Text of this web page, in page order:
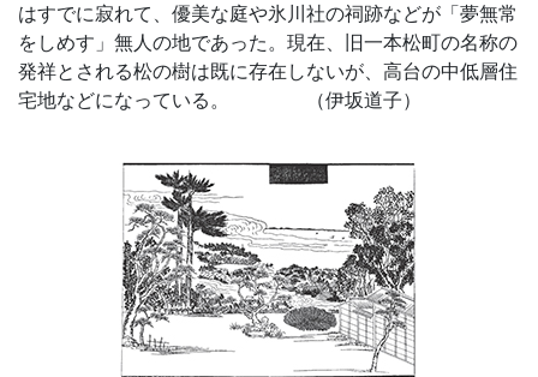
はすでに寂れて、優美な庭や氷川社の祠跡などが「夢無常
をしめす」無人の地であった。現在、旧一本松町の名称の
発祥とされる松の樹は既に存在しないが、高台の中低層住
宅地などになっている。 （伊坂道子）